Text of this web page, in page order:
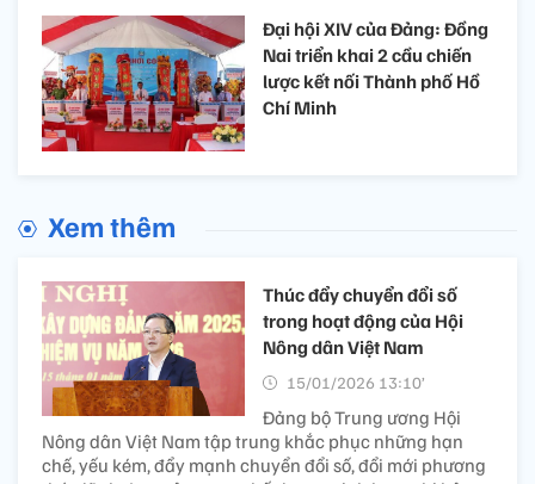
Đại hội XIV của Đảng: Đồng
Nai triển khai 2 cầu chiến
lược kết nối Thành phố Hồ
Chí Minh
Xem thêm
Thúc đẩy chuyển đổi số
trong hoạt động của Hội
Nông dân Việt Nam
15/01/2026 13:10’
Đảng bộ Trung ương Hội
Nông dân Việt Nam tập trung khắc phục những hạn
chế, yếu kém, đẩy mạnh chuyển đổi số, đổi mới phương